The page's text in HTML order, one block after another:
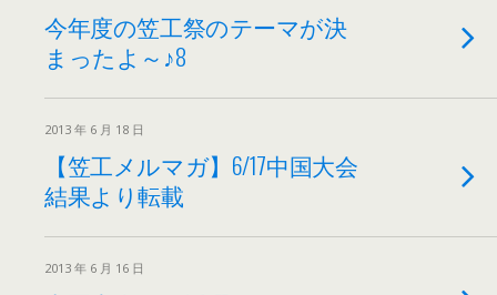
今年度の笠工祭のテーマが決
まったよ～♪8
2013 年 6 月 18 日
【笠工メルマガ】6/17中国大会
結果より転載
2013 年 6 月 16 日